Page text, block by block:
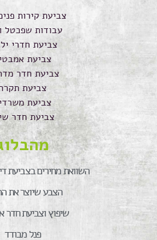
צביעת קירות
עבודות שפכטל
צביעת חדרי
צביעת
צביעת חדר
צביעת
צביעת
צביעת חדר
השוואת מחירים בצביעת
הצבע שיוצר את
שיפוץ וצביעת חדר
פנל מבודד